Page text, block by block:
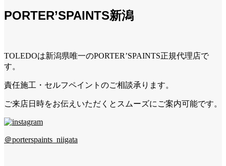
PORTER’SPAINTS新潟
TOLEDOは新潟県唯一のPORTER’SPAINTS正規代理店で
す。
責任施工・セルフペイントのご相談承ります。
ご来店日時をお伝えいただくとスムーズにご案内可能です。
＠porterspaints_niigata